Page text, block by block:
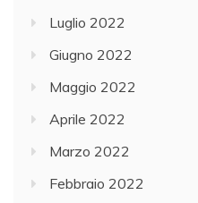
Luglio 2022
Giugno 2022
Maggio 2022
Aprile 2022
Marzo 2022
Febbraio 2022